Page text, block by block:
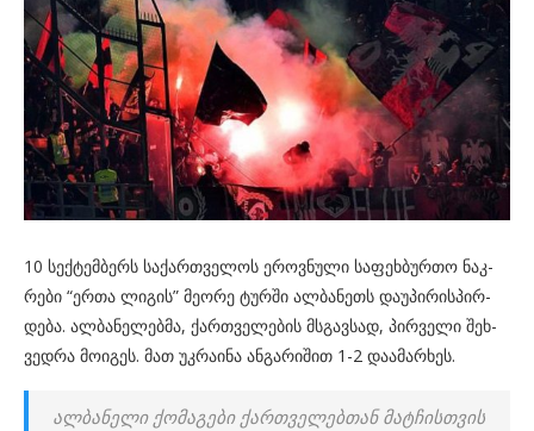
10 სექ­ტემ­ბერს სა­ქარ­თვე­ლოს ეროვ­ნუ­ლი სა­ფეხ­ბურ­თო ნაკ­
რე­ბი “ერთა ლი­გის” მე­ო­რე ტურ­ში ალ­ბა­ნეთს და­უ­პი­რის­პირ­
დე­ბა. ალ­ბა­ნე­ლებ­მა, ქარ­თვე­ლე­ბის მსგავ­სად, პირ­ვე­ლი შეხ­
ვედ­რა მო­ი­გეს. მათ უკ­რა­ი­ნა ან­გა­რი­შით 1-2 და­ა­მარ­ხეს.
ალ­ბა­ნე­ლი ქო­მა­გე­ბი ქარ­თვე­ლებ­თან მატ­ჩის­თვის